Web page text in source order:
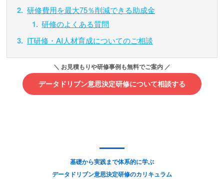
研修費用を最大75％削減できる助成金
研修のよくある質問
IT研修・AI人材育成についてのご相談
データドリブン意思決定研修について相談する
基礎から実践まで体系的に学ぶ
データドリブン意思決定研修のカリキュラム